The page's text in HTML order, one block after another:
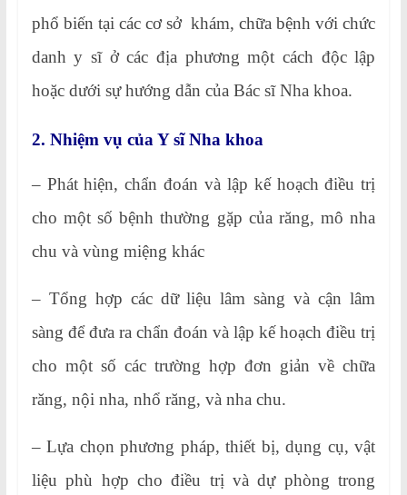
phổ biến tại các cơ sở khám, chữa bệnh với chức
danh y sĩ ở các địa phương một cách độc lập
hoặc dưới sự hướng dẫn của Bác sĩ Nha khoa.
2. Nhiệm vụ của Y sĩ Nha khoa
– Phát hiện, chẩn đoán và lập kế hoạch điều trị
cho một số bệnh thường gặp của răng, mô nha
chu và vùng miệng khác
– Tổng hợp các dữ liệu lâm sàng và cận lâm
sàng để đưa ra chẩn đoán và lập kế hoạch điều trị
cho một số các trường hợp đơn giản về chữa
răng, nội nha, nhổ răng, và nha chu.
– Lựa chọn phương pháp, thiết bị, dụng cụ, vật
liệu phù hợp cho điều trị và dự phòng trong